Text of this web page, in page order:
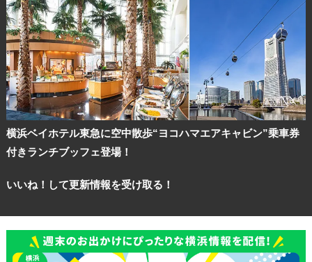
横浜ベイホテル東急に空中散歩“ヨコハマエアキャビン”乗車券
付きランチブッフェ登場！
いいね！して更新情報を受け取る！